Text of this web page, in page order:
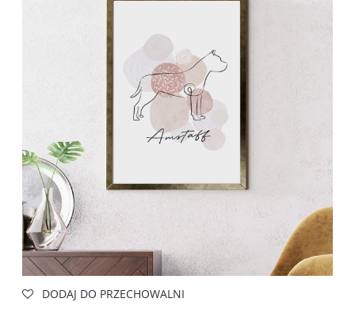
DODAJ DO PRZECHOWALNI